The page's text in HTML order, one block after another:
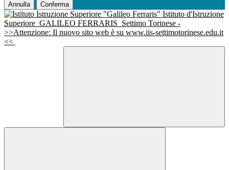
Annulla Conferma
Istituto d'Istruzione
Superiore GALILEO FERRARIS Settimo Torinese -
>>Attenzione: Il nuovo sito web è su www.iis-settimotorinese.edu.it
<<